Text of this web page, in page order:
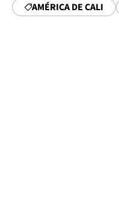
AMÉRICA DE CALI